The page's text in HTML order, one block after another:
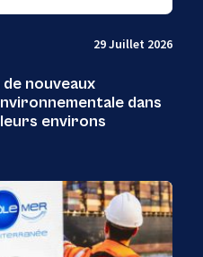
29 Juillet 2026
de nouveaux
dans
environs